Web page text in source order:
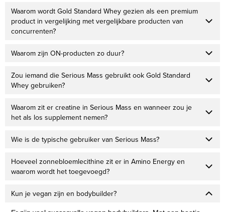
Waarom wordt Gold Standard Whey gezien als een premium
product in vergelijking met vergelijkbare producten van
concurrenten?
Waarom zijn ON-producten zo duur?
Zou iemand die Serious Mass gebruikt ook Gold Standard
Whey gebruiken?
Waarom zit er creatine in Serious Mass en wanneer zou je
het als los supplement nemen?
Wie is de typische gebruiker van Serious Mass?
Hoeveel zonnebloemlecithine zit er in Amino Energy en
waarom wordt het toegevoegd?
Kun je vegan zijn en bodybuilder?